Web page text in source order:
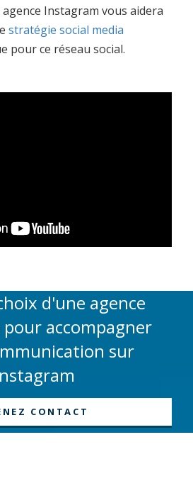
Instagram vous aidera
stratégie social media
pour ce réseau social.
d'une agence
pour accompagner
sur
CONTACT